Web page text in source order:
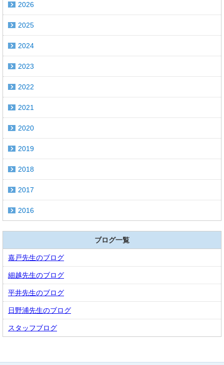
2026
2025
2024
2023
2022
2021
2020
2019
2018
2017
2016
ブログ一覧
嘉戸先生のブログ
細越先生のブログ
平井先生のブログ
日野浦先生のブログ
スタッフブログ